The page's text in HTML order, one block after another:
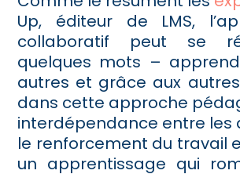
Up, éditeur de LMS,
collaboratif peut se
quelques mots –
autres et grâce aux
dans cette approche
interdépendance entre les
le renforcement du travail
un apprentissage qui